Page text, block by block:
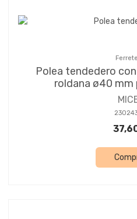
Polea tendedero
roldana ø40